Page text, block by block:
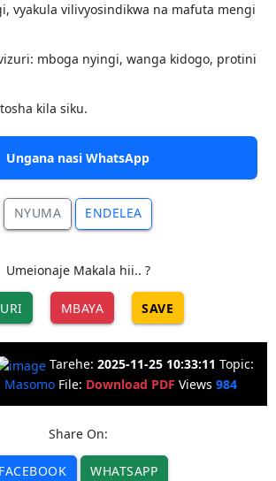
vyakula vilivyosindikwa na mafuta mengi
mboga nyingi, wanga kidogo, protini
kila siku.
Ungana nasi WhatsApp
NYUMA ENDELEA
Umeionaje Makala hii.. ?
MBAYA SAVE
Tarehe: 2025-11-25 10:33:11 Topic:
Masomo File: Download PDF Views 984
Share On:
FACEBOOK WHATSAPP